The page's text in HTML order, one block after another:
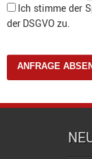
Ich stimme der
der DSGVO zu.